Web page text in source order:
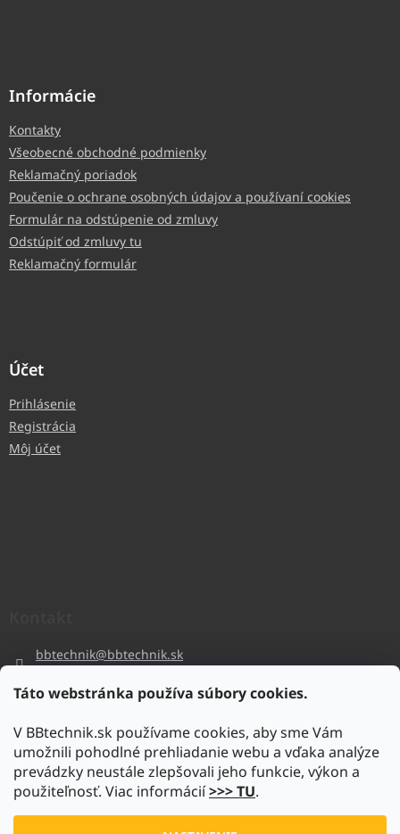
Táto webstránka používa súbory cookies.
V BBtechnik.sk používame cookies, aby sme Vám
umožnili pohodlné prehliadanie webu a vďaka analýze
prevádzky neustále zlepšovali jeho funkcie, výkon a
použiteľnosť. Viac informácií>>> TU.
Informácie
Kontakty
Všeobecné obchodné podmienky
Reklamačný poriadok
Poučenie o ochrane osobných údajov a používaní cookies
Formulár na odstúpenie od zmluvy
Odstúpiť od zmluvy tu
Reklamačný formulár
Účet
Prihlásenie
Registrácia
Môj účet
bbtechnik@bbtechnik.sk
bbtechnik
https://www.youtube.com/@bb-techniks.r.o.7746